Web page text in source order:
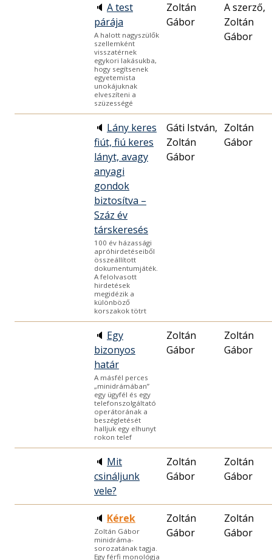
🔈 A test
párája
A halott nagyszülők
szellemként
visszatérnek
egykori lakásukba,
hogy segítsenek
egyetemista
unokájuknak
elveszíteni a
szüzességé
Zoltán
Gábor
A szerző,
Zoltán
Gábor
🔈 Lány keres
fiút, fiú keres
lányt, avagy
anyagi
gondok
biztosítva –
Száz év
társkeresés
100 év házassági
apróhirdetéseiből
összeállított
dokumentumjáték.
A felolvasott
hirdetések
megidézik a
különböző
korszakok tötrt
Gáti István,
Zoltán
Gábor
Zoltán
Gábor
🔈 Egy
bizonyos
határ
A másfél perces
„minidrámában”
egy ügyfél és egy
telefonszolgáltató
operátorának a
beszégletését
halljuk egy elhunyt
rokon telef
Zoltán
Gábor
Zoltán
Gábor
🔈 Mit
csináljunk
vele?
Zoltán
Gábor
Zoltán
Gábor
🔈 Kérek
Zoltán Gábor
minidráma-
sorozatának tagja.
Egy férfi monológja
Zoltán
Gábor
Zoltán
Gábor